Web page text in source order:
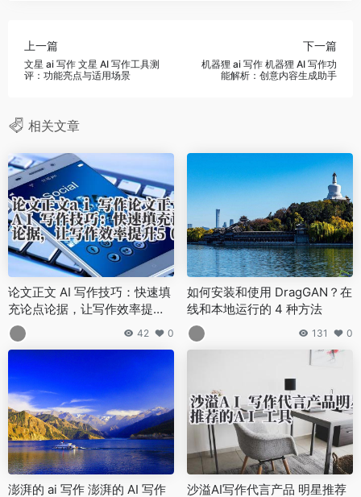
上一篇
文星 ai 写作 文星 AI 写作工具测
评：功能亮点与适用场景
下一篇
机器狸 ai 写作 机器狸 AI 写作功
能解析：创意内容生成助手
相关文章
论文正文 AI 写作技巧：快速填
充论点论据，让写作效率提升
50%！
42 0
如何安装和使用 DragGAN？在
线和本地运行的 4 种方法
131 0
澎湃的 ai 写作 澎湃的 AI 写作
沙溢AI写作代言产品 明星推荐